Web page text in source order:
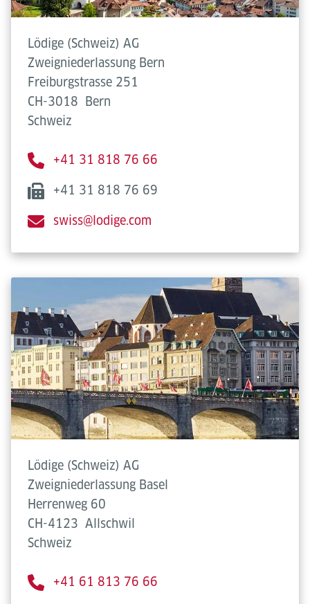
Lödige (Schweiz) AG
Zweigniederlassung Bern
Freiburgstrasse 251
CH-3018
Bern
Schweiz
+41 31 818 76 66
+41 31 818 76 69
swiss@lodige.com
Lödige (Schweiz) AG
Zweigniederlassung Basel
Herrenweg 60
CH-4123 Allschwil
Schweiz
+41 61 813 76 66